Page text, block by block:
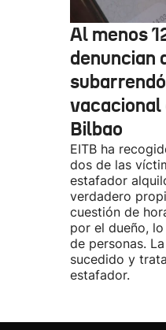
Al menos
denuncian
vacacional
Bilbao
EITB ha
dos de las
estafador
verdadero
cuestión de
por el dueño,
de personas.
sucedido y
estafador.